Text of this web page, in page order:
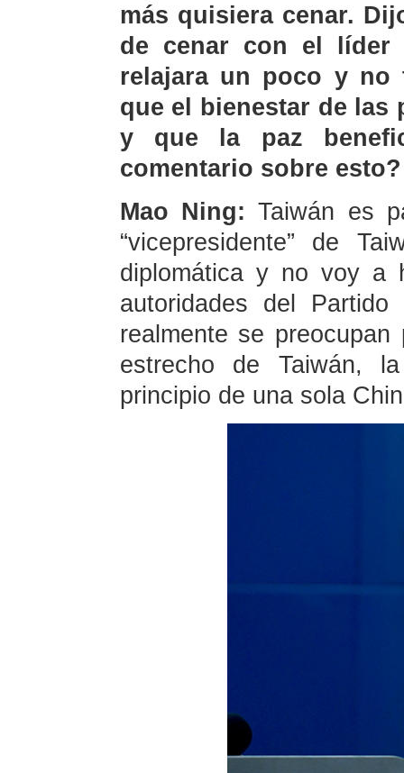
más quisiera cenar.
de cenar con el líder
relajara un poco y no
que el bienestar de las
y que la paz
comentario sobre esto?
Mao Ning:Taiwán es
“vicepresidente” de
diplomática y no voy a
autoridades del Partido
realmente se
estrecho de Taiwán,
principio de una sola